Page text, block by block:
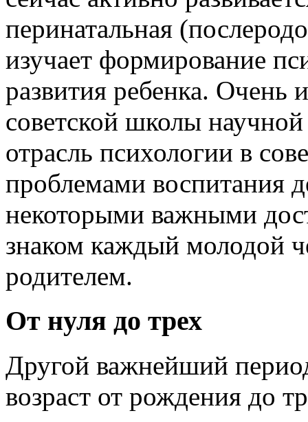
перинатальная
изучает формирование
развития ребенка. Очень
советской школы
отрасль психологии в
проблемами воспитания
некоторыми важными
знаком каждый молодой
родителем.
От нуля до трех
Другой важнейший
возраст от рождения до